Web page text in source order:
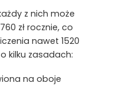
z nich może
zł rocznie, co
nawet 1520
kilku zasadach:
na oboje